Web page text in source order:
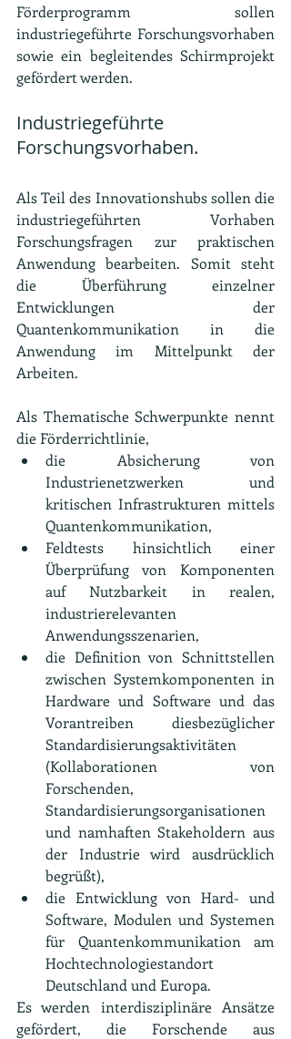
Förderprogramm sollen
industriegeführte Forschungsvorhaben
sowie ein begleitendes Schirmprojekt
gefördert werden.
Industriegeführte
Forschungsvorhaben.
Als Teil des Innovationshubs sollen die
industriegeführten Vorhaben
Forschungsfragen zur praktischen
Anwendung bearbeiten. Somit steht
die Überführung einzelner
Entwicklungen der
Quantenkommunikation in die
Anwendung im Mittelpunkt der
Arbeiten.
Als Thematische Schwerpunkte nennt
die Förderrichtlinie,
die Absicherung von
Industrienetzwerken und
kritischen Infrastrukturen mittels
Quantenkommunikation,
Feldtests hinsichtlich einer
Überprüfung von Komponenten
auf Nutzbarkeit in realen,
industrierelevanten
Anwendungsszenarien,
die Definition von Schnittstellen
zwischen Systemkomponenten in
Hardware und Software und das
Vorantreiben diesbezüglicher
Standardisierungsaktivitäten
(Kollaborationen von
Forschenden,
Standardisierungsorganisationen
und namhaften Stakeholdern aus
der Industrie wird ausdrücklich
begrüßt),
die Entwicklung von Hard- und
Software, Modulen und Systemen
für Quantenkommunikation am
Hochtechnologiestandort
Deutschland und Europa.
Es werden interdisziplinäre Ansätze
gefördert, die Forschende aus